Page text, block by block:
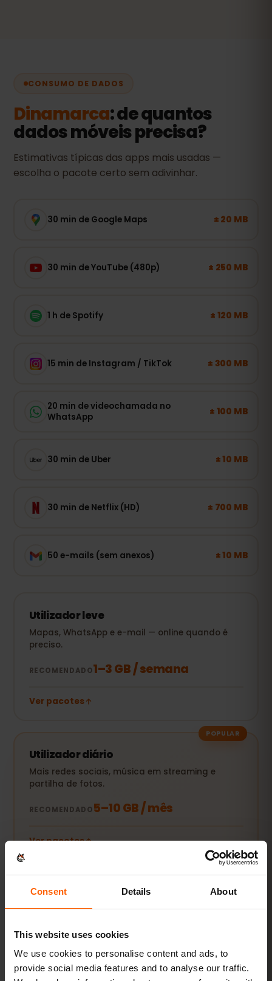
Consent Details About
This website uses cookies
We use cookies to personalise content and ads, to
provide social media features and to analyse our traffic.
CONSUMO DE DADOS
Dinamarca: de quantos
dados móveis precisa?
Estimativas típicas das apps mais usadas —
escolha o pacote certo sem adivinhar.
30 min de Google Maps ± 20 MB
30 min de YouTube (480p) ± 250 MB
1 h de Spotify ± 120 MB
15 min de Instagram / TikTok ± 300 MB
20 min de videochamada no
WhatsApp
± 100 MB
30 min de Uber ± 10 MB
30 min de Netflix (HD) ± 700 MB
50 e-mails (sem anexos) ± 10 MB
Utilizador leve
Mapas, WhatsApp e e-mail — online quando é
preciso.
RECOMENDADO1–3 GB / semana
Ver pacotes
POPULAR
Utilizador diário
Mais redes sociais, música em streaming e
partilha de fotos.
RECOMENDADO5–10 GB / mês
Ver pacotes
Streaming e hotspot
Vídeos, videochamadas e manter o portátil ou
RECOMENDADO 20 GB+ ou Ilimitado